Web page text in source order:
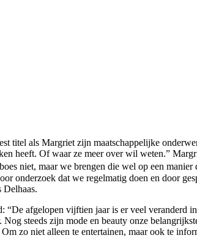
titel als Margriet zijn maatschappelijke
heeft. Of waar ze meer over wil weten.”
niet, maar we brengen die wel op een
dat we regelmatig doen en door
Delhaas.
afgelopen vijftien jaar is er veel veranderd
steeds zijn mode en beauty onze
zo niet alleen te entertainen, maar ook te